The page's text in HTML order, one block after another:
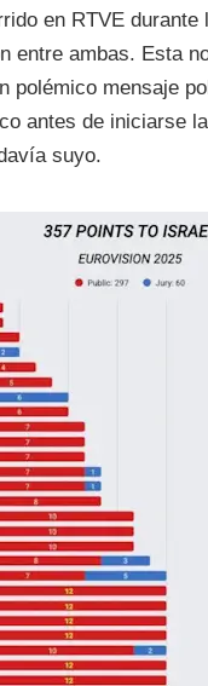
en RTVE
entre ambas. Esta
polémico mensaje
antes de iniciarse
suyo.